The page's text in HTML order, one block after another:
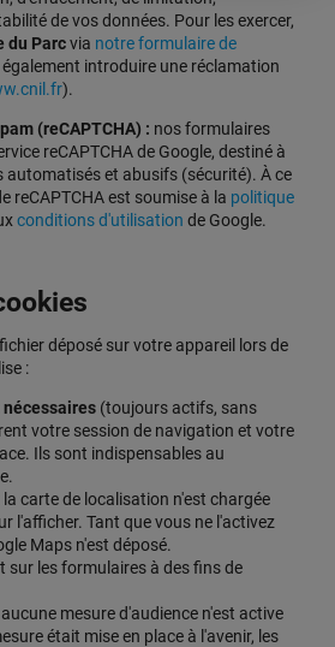
de vos données. Pour les exercer,
du Parcvia notre formulaire de
introduire une réclamation
).
(reCAPTCHA) : nos formulaires
reCAPTCHA de Google, destiné à
automatisés et abusifs (sécurité). À ce
reCAPTCHA est soumise à la politique
conditions d'utilisation de Google.
déposé sur votre appareil lors de
:
(toujours actifs, sans
votre session de navigation et votre
Ils sont indispensables au
carte de localisation n'est chargée
l'afficher. Tant que vous ne l'activez
Maps n'est déposé.
sur les formulaires à des fins de
aucune mesure d'audience n'est active
était mise en place à l'avenir, les